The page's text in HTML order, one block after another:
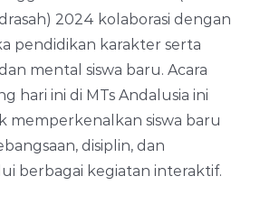
2024 kolaborasi dengan
pendidikan karakter serta
mental siswa baru. Acara
hari ini di MTs Andalusia ini
siswa baru
disiplin, dan
berbagai kegiatan interaktif.